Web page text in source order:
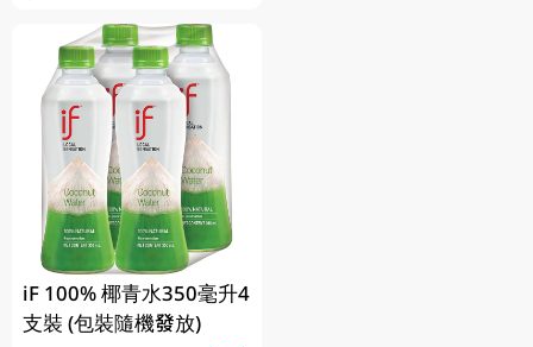
iF 100% 椰青水350毫升4
支裝 (包裝隨機發放)